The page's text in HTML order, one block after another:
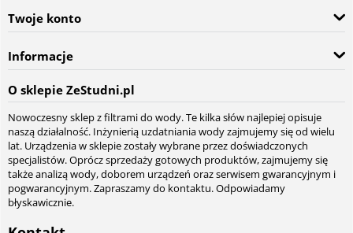
Twoje konto
Informacje
O sklepie ZeStudni.pl
Nowoczesny sklep z filtrami do wody. Te kilka słów najlepiej opisuje
naszą działalność. Inżynierią uzdatniania wody zajmujemy się od wielu
lat. Urządzenia w sklepie zostały wybrane przez doświadczonych
specjalistów. Oprócz sprzedaży gotowych produktów, zajmujemy się
także analizą wody, doborem urządzeń oraz serwisem gwarancyjnym i
pogwarancyjnym. Zapraszamy do kontaktu. Odpowiadamy
błyskawicznie.